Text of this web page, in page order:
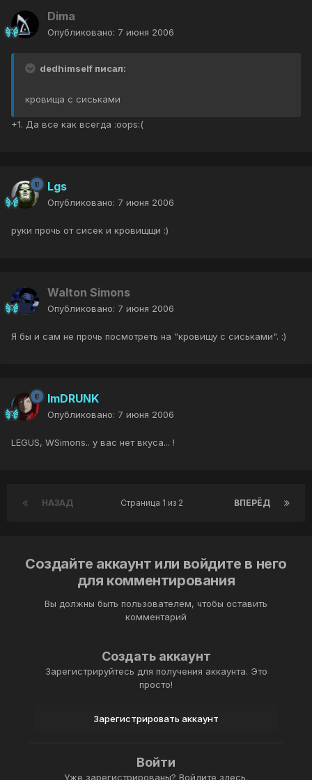
Dima
Опубликовано: 7 июня 2006
dedhimself писал:
кровища с сиськами
+1. Да все как всегда :oops:(
Lgs
Опубликовано: 7 июня 2006
руки прочь от сисек и кровищщи :)
Walton Simons
Опубликовано: 7 июня 2006
Я бы и сам не прочь посмотреть на "кровищу с сиськами". :)
ImDRUNK
Опубликовано: 7 июня 2006
LEGUS, WSimons.. у вас нет вкуса... !
НАЗАД ВПЕРЁД
Страница 1 из 2
Создайте аккаунт или войдите в него
для комментирования
Вы должны быть пользователем, чтобы оставить
комментарий
Создать аккаунт
Зарегистрируйтесь для получения аккаунта. Это
просто!
Зарегистрировать аккаунт
Войти
Уже зарегистрированы? Войдите здесь.